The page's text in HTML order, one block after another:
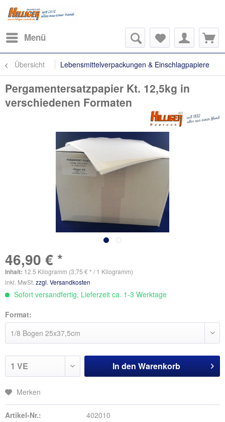
Menü
Übersicht Lebensmittelverpackungen & Einschlagpapiere
Pergamentersatzpapier Kt. 12,5kg in
verschiedenen Formaten
46,90 € *
Inhalt: 12.5 Kilogramm (3,75 € * / 1 Kilogramm)
inkl. MwSt. zzgl. Versandkosten
Sofort versandfertig, Lieferzeit ca. 1-3 Werktage
Format:
In den Warenkorb
Merken
Artikel-Nr.:
402010